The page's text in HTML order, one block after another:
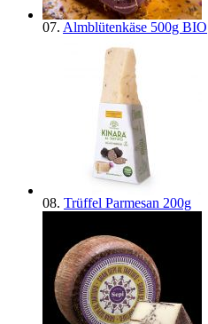
07. Almblütenkäse 500g BIO
08. Trüffel Parmesan 200g